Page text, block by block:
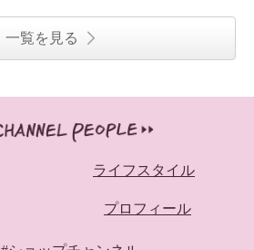
一覧を見る
ライフスタイル
プロフィール